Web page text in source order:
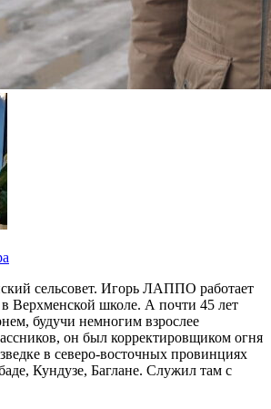
сельсовет. Игорь ЛАППО работает
Верхменской школе. А почти 45 лет
будучи немногим взрослее
он был корректировщиком огня
в северо-восточных провинциях
Кундузе, Баглане. Служил там с